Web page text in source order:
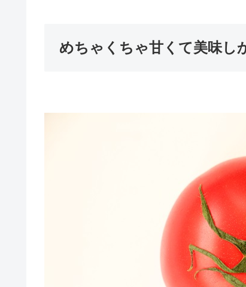
めちゃくちゃ甘くて美味し